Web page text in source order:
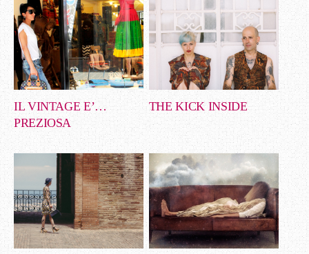
IL VINTAGE E’…
PREZIOSA
THE KICK INSIDE